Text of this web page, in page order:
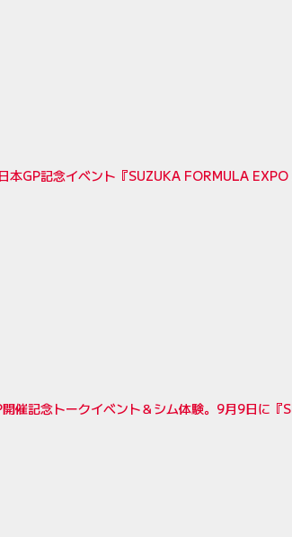
本GP記念イベント『SUZUKA FORMULA
催記念トークイベント＆シム体験。9月9日に